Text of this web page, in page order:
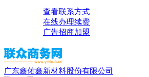
查看联系方式
在线办理续费
广告招商加盟
广东鑫佑鑫新材料股份有限公司